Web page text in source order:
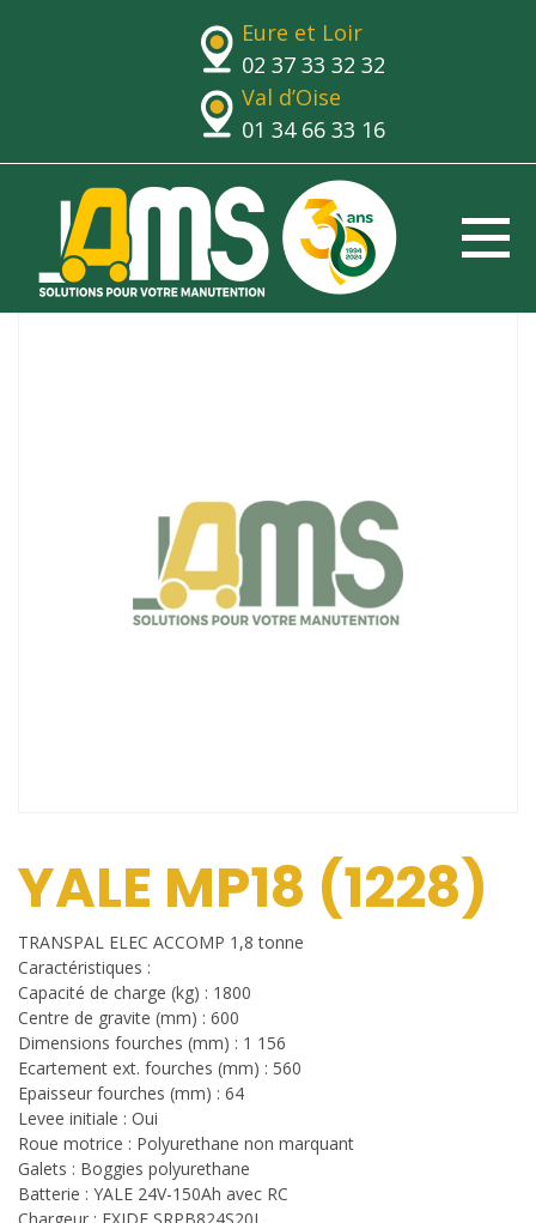
Eure et Loir
02 37 33 32 32
Val d’Oise
01 34 66 33 16
YALE MP18 (1228)
TRANSPAL ELEC ACCOMP 1,8 tonne
Caractéristiques :
Capacité de charge (kg) : 1800
Centre de gravite (mm) : 600
Dimensions fourches (mm) : 1 156
Ecartement ext. fourches (mm) : 560
Epaisseur fourches (mm) : 64
Levee initiale : Oui
Roue motrice : Polyurethane non marquant
Galets : Boggies polyurethane
Batterie : YALE 24V-150Ah avec RC